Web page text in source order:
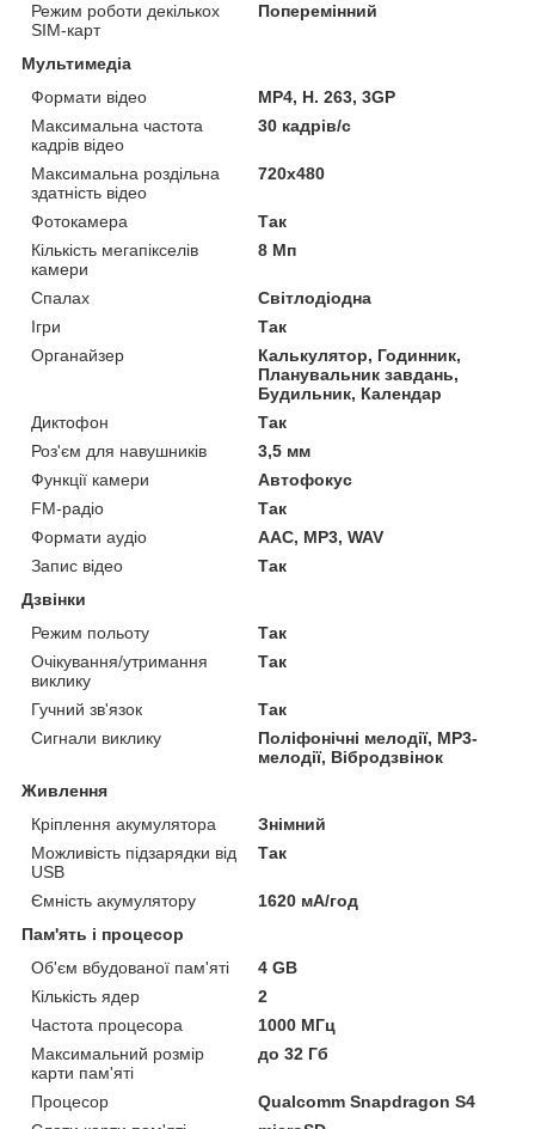
Режим роботи декількох
SIM-карт
Поперемінний
Мультимедіа
Формати відео
MP4, H. 263, 3GP
Максимальна частота
кадрів відео
30 кадрів/с
Максимальна роздільна
здатність відео
720x480
Фотокамера
Так
Кількість мегапікселів
камери
8 Мп
Спалах
Світлодіодна
Ігри
Так
Органайзер
Калькулятор, Годинник,
Планувальник завдань,
Будильник, Календар
Диктофон
Так
Роз'єм для навушників
3,5 мм
Функції камери
Автофокус
FM-радіо
Так
Формати аудіо
AAC, MP3, WAV
Запис відео
Так
Дзвінки
Режим польоту
Так
Очікування/утримання
виклику
Так
Гучний зв'язок
Так
Сигнали виклику
Поліфонічні мелодії, MP3-
мелодії, Вібродзвінок
Живлення
Кріплення акумулятора
Знімний
Можливість підзарядки від
USB
Так
Ємність акумулятору
1620 мА/год
Пам'ять і процесор
Об'єм вбудованої пам'яті
4 GB
Кількість ядер
2
Частота процесора
1000 МГц
Максимальний розмір
карти пам'яті
до 32 Гб
Процесор
Qualcomm Snapdragon S4